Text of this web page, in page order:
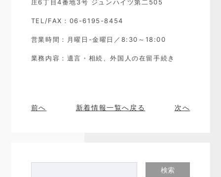
庄6丁目4番地3号 ジュンハイツ第二505
TEL/FAX：06-6195-8454
営業時間：月曜日-金曜日／8:30～18:00
業務内容：遺言・相続、外国人の在留手続き
前へ 新着情報一覧へ戻る 次へ